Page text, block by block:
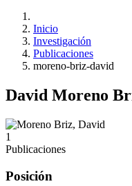
Inicio
Investigación
Publicaciones
moreno-briz-david
David Moreno
1
Publicaciones
Posición